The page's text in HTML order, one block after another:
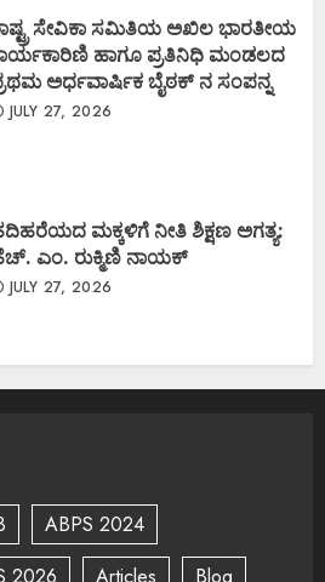
ಸೇವಿಕಾ ಸಮಿತಿಯ ಅಖಿಲ ಭಾರತೀಯ
ಹಾಗೂ ಪ್ರತಿನಿಧಿ ಮಂಡಲದ
ಅರ್ಧವಾರ್ಷಿಕ ಬೈಠಕ್ ನ ಸಂಪನ್ನ
JULY 27, 2026
ಮಕ್ಕಳಿಗೆ ನೀತಿ ಶಿಕ್ಷಣ ಅಗತ್ಯ:
ಎಂ. ರುಕ್ಮಿಣಿ ನಾಯಕ್
JULY 27, 2026
ABPS 2024
2026 Articles
Blog